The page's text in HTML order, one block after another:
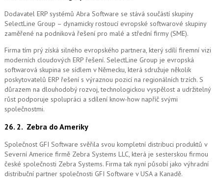
Dodavatel ERP systémů Abra Software se stává součástí skupiny
SelectLine Group – dynamicky rostoucí evropské softwarové skupiny
zaměřené na podniková řešení pro malé a střední firmy (SME).
Firma tím prý získá silného evropského partnera, který sdílí firemní vizi
moderních cloudových ERP řešení. SelectLine Group je evropská
softwarová skupina se sídlem v Německu, která sdružuje několik
poskytovatelů ERP řešení s výraznou pozicí na regionálních trzích. S
důrazem na dlouhodobý rozvoj, technologickou vyspělost a udržitelný
růst podporuje spolupráci a sdílení know-how napříč svými
společnostmi.
26. 2. Zebra do Ameriky
Společnost GFI Software svěřila svou kompletní distribuci produktů v
Severní Americe firmě Zebra Systems LLC, která je sesterskou firmou
české společnosti Zebra Systems. Firma tak nyní působí jako výhradní
distribuční partner společnosti GFI Software v USA a Kanadě.